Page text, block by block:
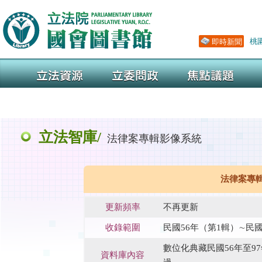
立法智庫/ 法律案專輯影像系統
法律案專
更新頻率 不再更新
收錄範圍 民國56年（第1輯）∼民
資料庫內容
數位化典藏民國56年至